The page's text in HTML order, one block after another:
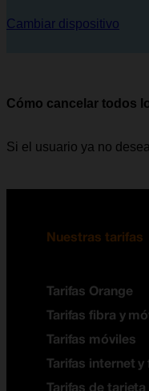
Cambiar dispositivo
Cómo cancelar todos
Si el usuario ya no
Nuestras tarifas
Tarifas Orange
Tarifas fibra y
Tarifas móviles
Tarifas internet y
Tarifas de